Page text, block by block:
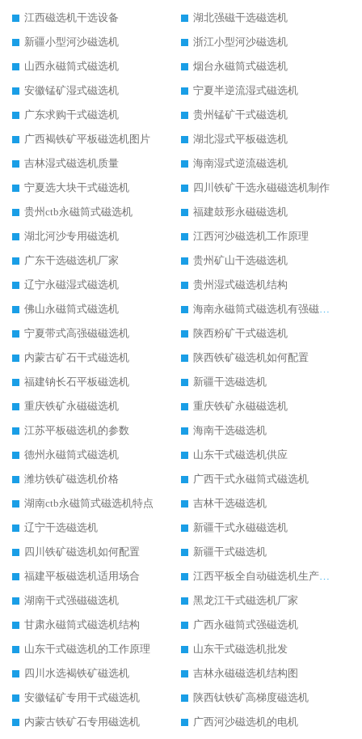
江西磁选机干选设备
湖北强磁干选磁选机
新疆小型河沙磁选机
浙江小型河沙磁选机
山西永磁筒式磁选机
烟台永磁筒式磁选机
安徽锰矿湿式磁选机
宁夏半逆流湿式磁选机
广东求购干式磁选机
贵州锰矿干式磁选机
广西褐铁矿平板磁选机图片
湖北湿式平板磁选机
吉林湿式磁选机质量
海南湿式逆流磁选机
宁夏选大块干式磁选机
四川铁矿干选永磁磁选机制作
贵州ctb永磁筒式磁选机
福建鼓形永磁磁选机
湖北河沙专用磁选机
江西河沙磁选机工作原理
广东干选磁选机厂家
贵州矿山干选磁选机
辽宁永磁湿式磁选机
贵州湿式磁选机结构
佛山永磁筒式磁选机
宁夏带式高强磁磁选机
陕西粉矿干式磁选机
内蒙古矿石干式磁选机
陕西铁矿磁选机如何配置
福建钠长石平板磁选机
新疆干选磁选机
重庆铁矿永磁磁选机
重庆铁矿永磁磁选机
江苏平板磁选机的参数
海南干选磁选机
德州永磁筒式磁选机
山东干式磁选机供应
潍坊铁矿磁选机价格
广西干式永磁筒式磁选机
湖南ctb永磁筒式磁选机特点
吉林干选磁选机
辽宁干选磁选机
新疆干式永磁磁选机
四川铁矿磁选机如何配置
新疆干式磁选机
福建平板磁选机适用场合
湖南干式强磁磁选机
黑龙江干式磁选机厂家
甘肃永磁筒式磁选机结构
广西永磁筒式强磁选机
山东干式磁选机的工作原理
山东干式磁选机批发
四川水选褐铁矿磁选机
吉林永磁磁选机结构图
安徽锰矿专用干式磁选机
陕西钛铁矿高梯度磁选机
内蒙古铁矿石专用磁选机
广西河沙磁选机的电机